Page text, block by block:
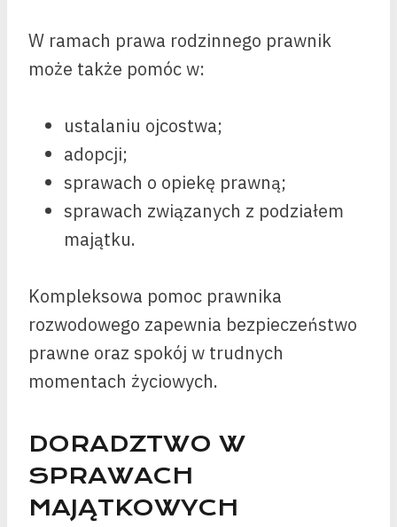
W ramach prawa rodzinnego prawnik
może także pomóc w:
ustalaniu ojcostwa;
adopcji;
sprawach o opiekę prawną;
sprawach związanych z podziałem
majątku.
Kompleksowa pomoc prawnika
rozwodowego zapewnia bezpieczeństwo
prawne oraz spokój w trudnych
momentach życiowych.
DORADZTWO W
SPRAWACH
MAJĄTKOWYCH